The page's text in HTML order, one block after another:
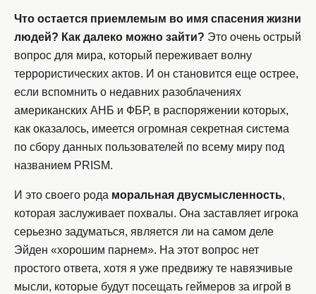
Что остается приемлемым во имя спасения жизни
людей? Как далеко можно зайти? Это очень острый
вопрос для мира, который переживает волну
террористических актов. И он становится еще острее,
если вспомнить о недавних разоблачениях
американских АНБ и ФБР, в распоряжении которых,
как оказалось, имеется огромная секретная система
по сбору данных пользователей по всему миру под
названием PRISM.
И это своего рода моральная двусмысленность,
которая заслуживает похвалы. Она заставляет игрока
серьезно задуматься, является ли на самом деле
Эйден «хорошим парнем». На этот вопрос нет
простого ответа, хотя я уже предвижу те навязчивые
мысли, которые будут посещать геймеров за игрой в